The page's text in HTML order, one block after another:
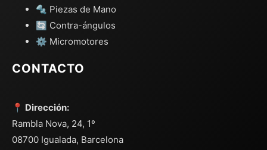
🔩 Piezas de Mano
🔄 Contra-ángulos
⚙️ Micromotores
CONTACTO
📍 Dirección:
Rambla Nova, 24, 1º
08700 Igualada, Barcelona